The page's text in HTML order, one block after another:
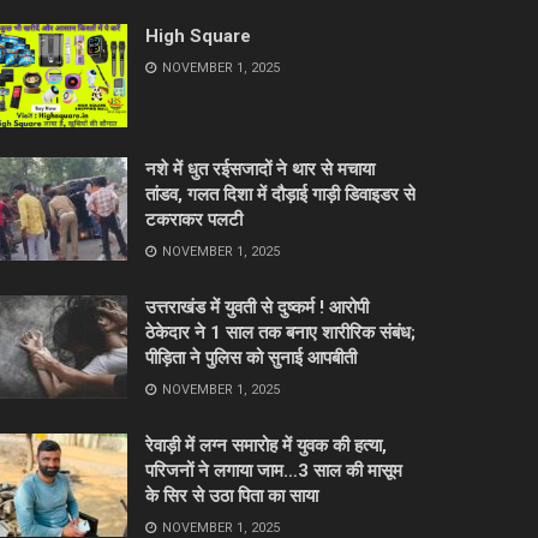
High Square
NOVEMBER 1, 2025
नशे में धुत रईसजादों ने थार से मचाया
तांडव, गलत दिशा में दौड़ाई गाड़ी डिवाइडर से
टकराकर पलटी
NOVEMBER 1, 2025
उत्तराखंड में युवती से दुष्कर्म ! आरोपी
ठेकेदार ने 1 साल तक बनाए शारीरिक संबंध;
पीड़िता ने पुलिस को सुनाई आपबीती
NOVEMBER 1, 2025
रेवाड़ी में लग्न समारोह में युवक की हत्या,
परिजनों ने लगाया जाम…3 साल की मासूम
के सिर से उठा पिता का साया
NOVEMBER 1, 2025